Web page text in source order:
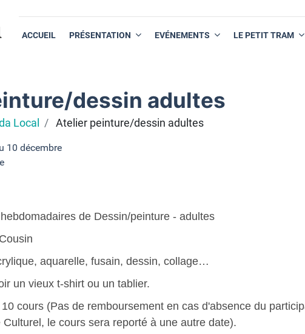
ACCUEIL PRÉSENTATION EVÉNEMENTS LE PETIT TRAM
dessin adultes
Local Atelier peinture/dessin adultes
10 décembre
de Dessin/peinture - adultes
aquarelle, fusain, dessin, collage…
un vieux t-shirt ou un tablier.
cours (Pas de remboursement en cas d'absence du
le cours sera reporté à une autre date).